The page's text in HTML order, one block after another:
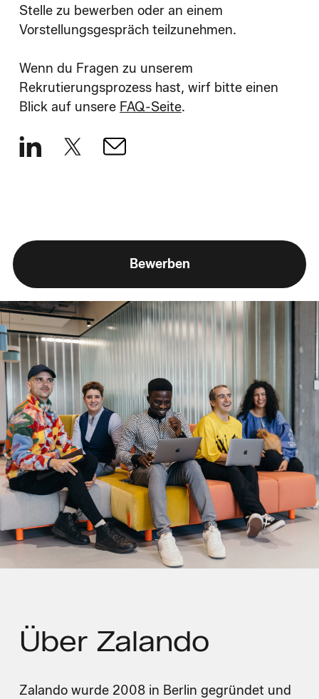
Stelle zu bewerben oder an einem
Vorstellungsgespräch teilzunehmen.
Wenn du Fragen zu unserem
Rekrutierungsprozess hast, wirf bitte einen
Blick auf unsere FAQ-Seite.
Bewerben
Über Zalando
Zalando wurde 2008 in Berlin gegründet und